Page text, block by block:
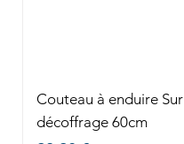
Couteau à enduire Sur
décoffrage 60cm